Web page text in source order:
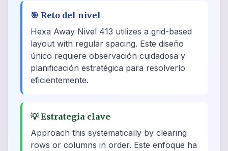
🎯 Reto del nivel
Hexa Away Nivel 413 utilizes a grid-based
layout with regular spacing. Este diseño
único requiere observación cuidadosa y
planificación estratégica para resolverlo
eficientemente.
💡Estrategia clave
Approach this systematically by clearing
rows or columns in order. Este enfoque ha